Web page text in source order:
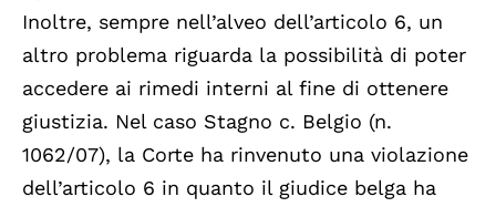
Inoltre, sempre nell’alveo dell’articolo 6, un
altro problema riguarda la possibilità di poter
accedere ai rimedi interni al fine di ottenere
giustizia. Nel caso Stagno c. Belgio (n.
1062/07), la Corte ha rinvenuto una violazione
dell’articolo 6 in quanto il giudice belga ha